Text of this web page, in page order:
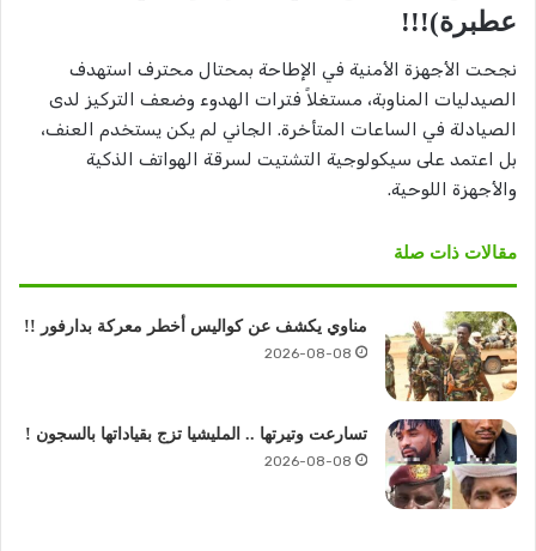
عطبرة)!!!
نجحت الأجهزة الأمنية في الإطاحة بمحتال محترف استهدف
الصيدليات المناوبة، مستغلاً فترات الهدوء وضعف التركيز لدى
الصيادلة في الساعات المتأخرة. الجاني لم يكن يستخدم العنف،
بل اعتمد على سيكولوجية التشتيت لسرقة الهواتف الذكية
والأجهزة اللوحية.
مقالات ذات صلة
مناوي يكشف عن كواليس أخطر معركة بدارفور !!
2026-08-08
تسارعت وتيرتها .. المليشيا تزج بقياداتها بالسجون !
2026-08-08